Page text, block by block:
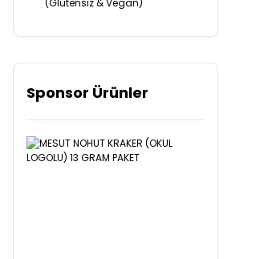
(Glütensiz & Vegan)
Sponsor Ürünler